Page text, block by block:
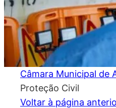
Câmara Municipal de
Proteção Civil
Voltar à página